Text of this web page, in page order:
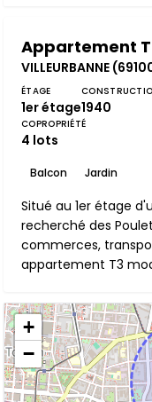
Appartement
VILLEURBANNE
ÉTAGE
1er étage1940
COPROPRIÉTÉ
4 lots
Balcon Jardin
Situé au 1er étage
recherché des
commerces,
appartement T3
+
−